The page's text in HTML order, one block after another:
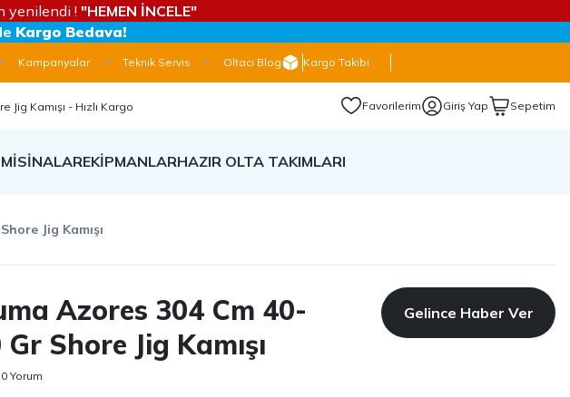
yenilendi ! "HEMEN İNCELE"
Kargo Bedava!
Kampanyalar Teknik Servis Oltacı Blog Kargo Takibi
Favorilerim Giriş Yap Sepetim
MİSİNALAREKİPMANLARHAZIR OLTA TAKIMLARI
Jig Kamışı
Azores 304 Cm 40-
Gr Shore Jig Kamışı
Yorum
Gelince Haber Ver